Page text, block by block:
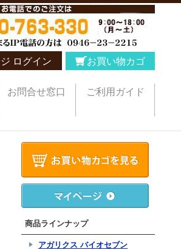
ログイン お買い物カゴ
お問合せ窓口 ご利用ガイド
商品ラインナップ
アガリクス バイオセブン